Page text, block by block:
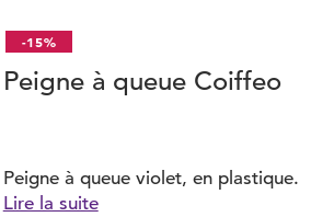
-15%
Peigne à queue Coiffeo
Peigne à queue violet, en plastique.
Lire la suite